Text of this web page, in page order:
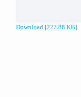
Download [227.88 KB]